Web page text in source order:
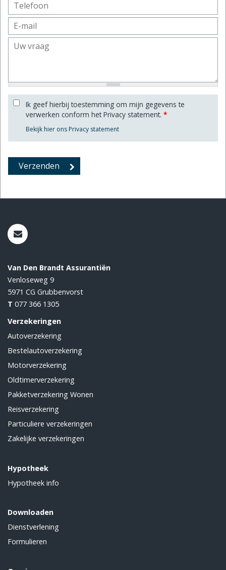
Ik geef hierbij toestemming om mijn gegevens te
verwerken conform het Privacy statement. *
Bekijk hier ons Privacy statement
Van Den Brandt Assurantiën
Venloseweg 9
5971 CG Grubbenvorst
T 077 366 1305
Verzekeringen
Autoverzekering
Bestelautoverzekering
Motorverzekering
Oldtimerverzekering
Pakketverzekering Wonen
Reisverzekering
Particuliere verzekeringen
Zakelijke verzekeringen
Hypotheek
Hypotheek info
Downloaden
Dienstverlening
Formulieren